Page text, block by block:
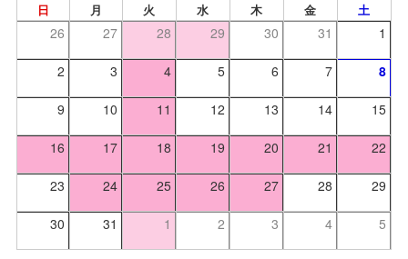
日 月 火 水 木 金 土
26 27 28 29 30 31 1
2 3 4 5 6 7 8
9 10 11 12 13 14 15
16 17 18 19 20 21 22
23 24 25 26 27 28 29
30 31 1 2 3 4 5